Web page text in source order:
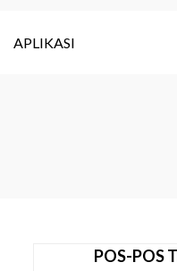
APLIKASI
POS-POS